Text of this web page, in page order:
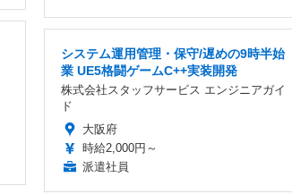
システム運用管理・保守/遅めの9時半始
業 UE5格闘ゲームC++実装開発
株式会社スタッフサービス エンジニアガイ
ド
大阪府
時給2,000円～
派遣社員